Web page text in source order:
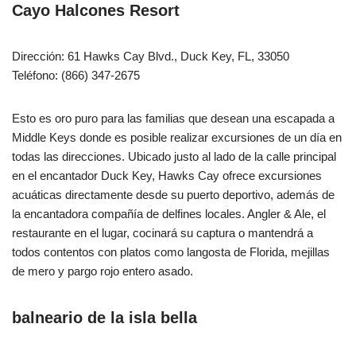
Cayo Halcones Resort
Dirección: 61 Hawks Cay Blvd., Duck Key, FL, 33050
Teléfono: (866) 347-2675
Esto es oro puro para las familias que desean una escapada a
Middle Keys donde es posible realizar excursiones de un día en
todas las direcciones. Ubicado justo al lado de la calle principal
en el encantador Duck Key, Hawks Cay ofrece excursiones
acuáticas directamente desde su puerto deportivo, además de
la encantadora compañía de delfines locales. Angler & Ale, el
restaurante en el lugar, cocinará su captura o mantendrá a
todos contentos con platos como langosta de Florida, mejillas
de mero y pargo rojo entero asado.
balneario de la isla bella